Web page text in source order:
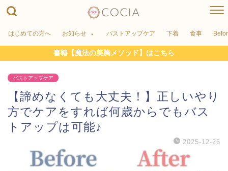
はじめての方へ お知らせ バストアップケア 下着 食事
書籍【魔法の美胸メソッド】はこちら
バストアップケア
【諦めなくても大丈夫！】正しいやり
方でケアをすれば何歳からでもバス
トアップは可能♪
2025-12-26